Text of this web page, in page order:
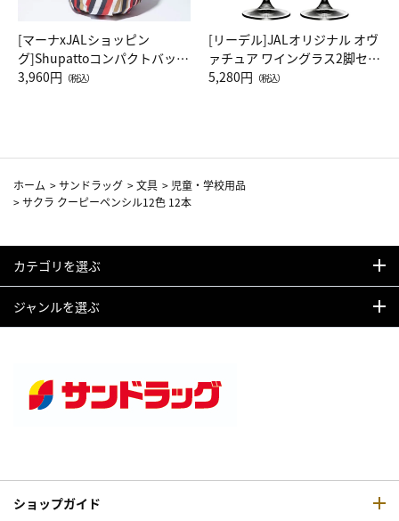
[マーナxJALショッピン
グ]Shupattoコンパクトバッグ
Drop JAL客室乗務員（LC）ス
3,960円 （税込）
[リーデル]JALオリジナル オヴ
ァチュア ワイングラス2脚セッ
ト（レッドワイン）
5,280円 （税込）
ホーム >サンドラッグ >文具 > 児童・学校用品
>サクラ クーピーペンシル12色 12本
カテゴリを選ぶ
ジャンルを選ぶ
ショップガイド